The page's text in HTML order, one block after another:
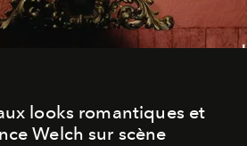
looks romantiques et
Welch sur scène